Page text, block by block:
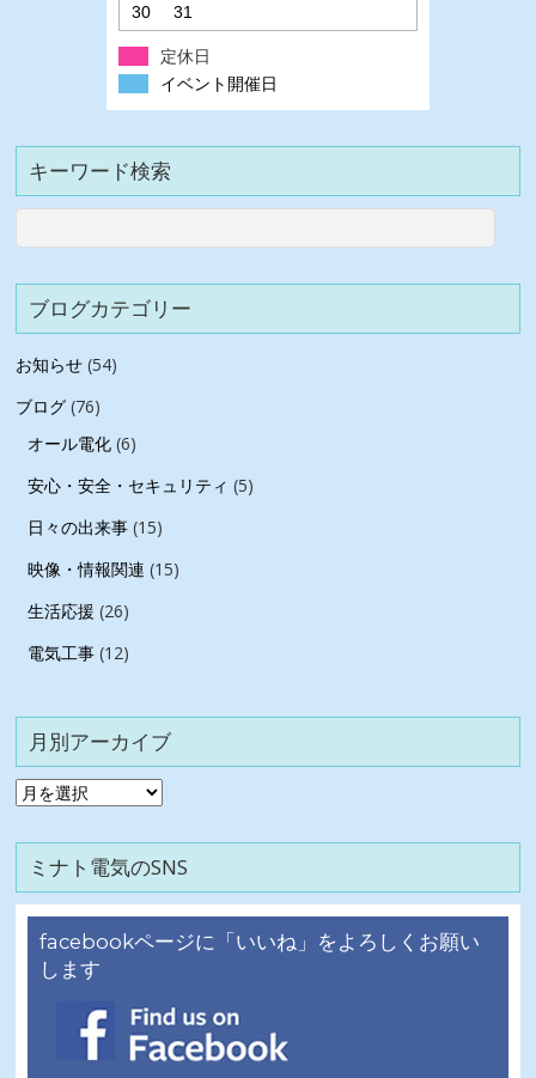
30
31
定休日
イベント開催日
キーワード検索
ブログカテゴリー
お知らせ (54)
ブログ (76)
オール電化 (6)
安心・安全・セキュリティ (5)
日々の出来事 (15)
映像・情報関連 (15)
生活応援 (26)
電気工事 (12)
月別アーカイブ
月
ア
カ
ミナト電気のSNS
facebookページに「いいね」をよろしくお願い
します